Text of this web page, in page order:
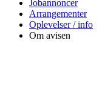
Jobannoncer
Arrangementer
Oplevelser / info
Om avisen